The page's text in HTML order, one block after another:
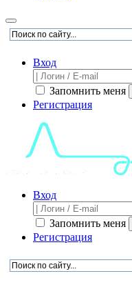
Вход
Запомнить меня
Регистрация
Вход
Запомнить меня
Регистрация